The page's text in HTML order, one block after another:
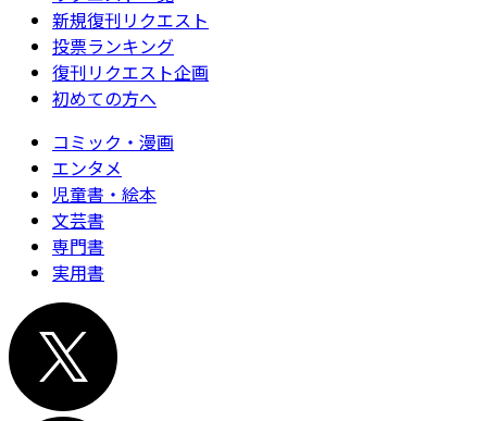
新規復刊リクエスト
投票ランキング
復刊リクエスト企画
初めての方へ
コミック・漫画
エンタメ
児童書・絵本
文芸書
専門書
実用書